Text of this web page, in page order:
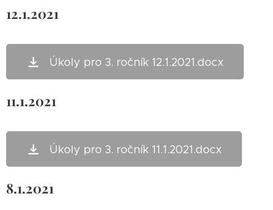
12.1.2021
Úkoly pro 3. ročník 12.1.2021.docx
11.1.2021
Úkoly pro 3. ročník 11.1.2021.docx
8.1.2021